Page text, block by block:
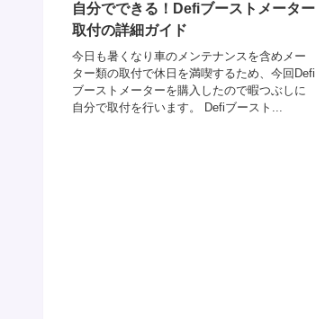
自分でできる！Defiブーストメーター
取付の詳細ガイド
今日も暑くなり車のメンテナンスを含めメー
ター類の取付で休日を満喫するため、今回Defi
ブーストメーターを購入したので暇つぶしに
自分で取付を行います。 Defiブースト...